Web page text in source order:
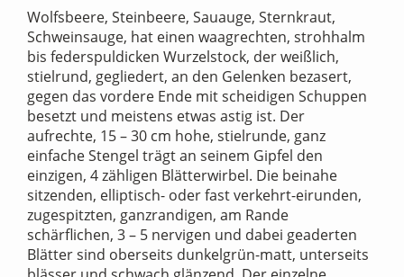
Wolfsbeere, Steinbeere, Sauauge, Sternkraut,
Schweinsauge, hat einen waagrechten, strohhalm
bis federspuldicken Wurzelstock, der weißlich,
stielrund, gegliedert, an den Gelenken bezasert,
gegen das vordere Ende mit scheidigen Schuppen
besetzt und meistens etwas astig ist. Der
aufrechte, 15 – 30 cm hohe, stielrunde, ganz
einfache Stengel trägt an seinem Gipfel den
einzigen, 4 zähligen Blätterwirbel. Die beinahe
sitzenden, elliptisch- oder fast verkehrt-eirunden,
zugespitzten, ganzrandigen, am Rande
schärflichen, 3 – 5 nervigen und dabei geaderten
Blätter sind oberseits dunkelgrün-matt, unterseits